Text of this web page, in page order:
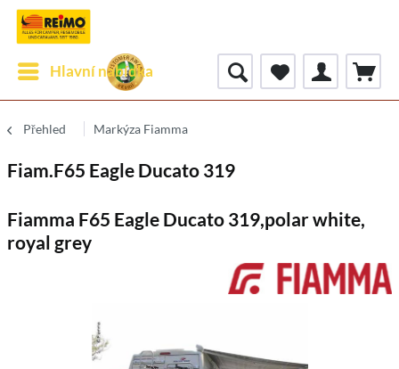
Hlavní nabídka
Přehled Markýza Fiamma
Fiam.F65 Eagle Ducato 319
Fiamma F65 Eagle Ducato 319,polar white,
royal grey